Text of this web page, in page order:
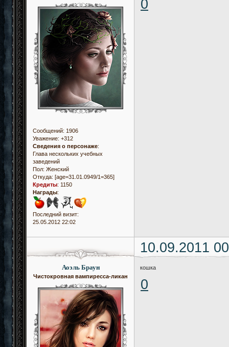
Сообщений: 1906
Уважение: +312
Сведения о персонаже:
Глава нескольких учебных
заведений
Пол: Женский
Откуда: [age=31.01.0949/1=365]
Кредиты: 1150
Награды:
Последний визит:
25.05.2012 22:02
0
10.09.2011
Аоэль Браун
Чистокровная вампиресса-ликан
кошка
0